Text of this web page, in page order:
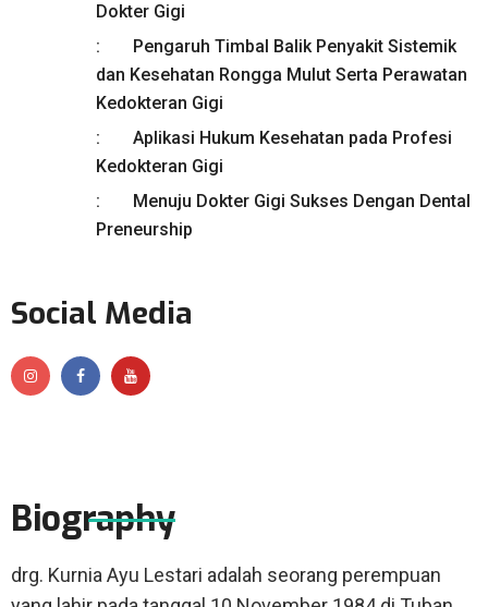
Dokter Gigi
Pengaruh Timbal Balik Penyakit Sistemik
dan Kesehatan Rongga Mulut Serta Perawatan
Kedokteran Gigi
Aplikasi Hukum Kesehatan pada Profesi
Kedokteran Gigi
Menuju Dokter Gigi Sukses Dengan Dental
Preneurship
Social Media
Biography
drg. Kurnia Ayu Lestari adalah seorang perempuan